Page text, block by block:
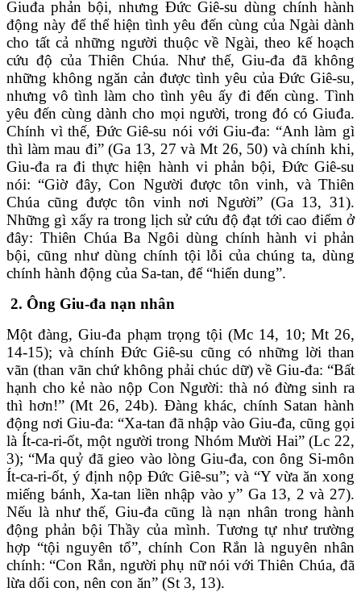
Giuđa phản bội, nhưng Đức Giê-su dùng chính hành
động này để thể hiện tình yêu đến cùng của Ngài dành
cho tất cả những người thuộc về Ngài, theo kế hoạch
cứu độ của Thiên Chúa. Như thế, Giu-đa đã không
những không ngăn cản được tình yêu của Đức Giê-su,
nhưng vô tình làm cho tình yêu ấy đi đến cùng. Tình
yêu đến cùng dành cho mọi người, trong đó có Giuđa.
Chính vì thế, Đức Giê-su nói với Giu-đa: “Anh làm gì
thì làm mau đi” (Ga 13, 27 và Mt 26, 50) và chính khi,
Giu-đa ra đi thực hiện hành vi phản bội, Đức Giê-su
nói: “Giờ đây, Con Người được tôn vinh, và Thiên
Chúa cũng được tôn vinh nơi Người” (Ga 13, 31).
Những gì xẩy ra trong lịch sử cứu độ đạt tới cao điểm ở
đây: Thiên Chúa Ba Ngôi dùng chính hành vi phản
bội, cũng như dùng chính tội lỗi của chúng ta, dùng
chính hành động của Sa-tan, để “hiển dung”.
2. Ông Giu-đa nạn nhân
Một đàng, Giu-đa phạm trọng tội (Mc 14, 10; Mt 26,
14-15); và chính Đức Giê-su cũng có những lời than
vãn (than vãn chứ không phải chúc dữ) về Giu-đa: “Bất
hạnh cho kẻ nào nộp Con Người: thà nó đừng sinh ra
thì hơn!” (Mt 26, 24b). Đàng khác, chính Satan hành
động nơi Giu-đa: “Xa-tan đã nhập vào Giu-đa, cũng gọi
là Ít-ca-ri-ốt, một người trong Nhóm Mười Hai” (Lc 22,
3); “Ma quỷ đã gieo vào lòng Giu-đa, con ông Si-môn
Ít-ca-ri-ốt, ý định nộp Đức Giê-su”; và “Y vừa ăn xong
miếng bánh, Xa-tan liền nhập vào y” Ga 13, 2 và 27).
Nếu là như thế, Giu-đa cũng là nạn nhân trong hành
động phản bội Thầy của mình. Tương tự như trường
hợp “tội nguyên tổ”, chính Con Rắn là nguyên nhân
chính: “Con Rắn, người phụ nữ nói với Thiên Chúa, đã
lừa dối con, nên con ăn” (St 3, 13).